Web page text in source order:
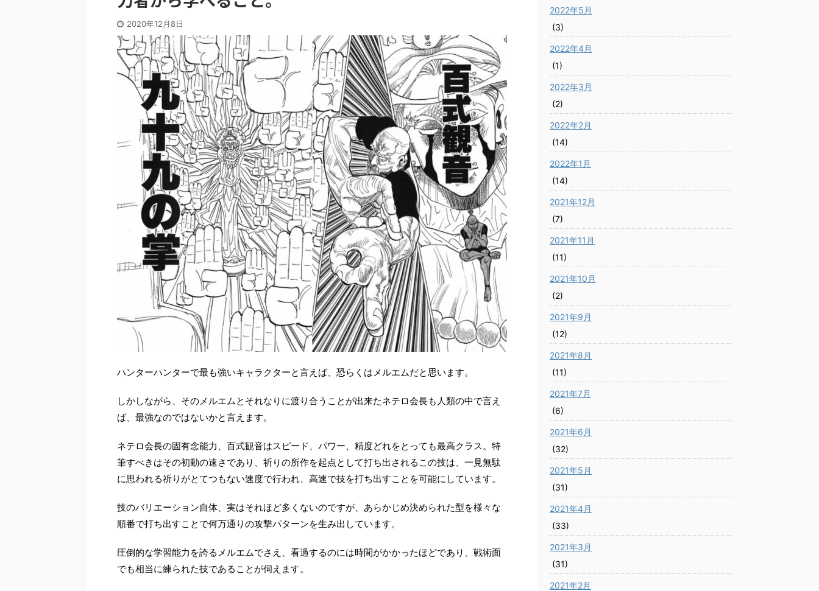
2020年12月8日
ハンターハンターで最も強いキャラクターと言えば、恐らくはメルエムだと思います。
しかしながら、そのメルエムとそれなりに渡り合うことが出来たネテロ会長も人類の中で言え
ば、最強なのではないかと言えます。
ネテロ会長の固有念能力、百式観音はスピード、パワー、精度どれをとっても最高クラス。特
筆すべきはその初動の速さであり、祈りの所作を起点として打ち出されるこの技は、一見無駄
に思われる祈りがとてつもない速度で行われ、高速で技を打ち出すことを可能にしています。
技のバリエーション自体、実はそれほど多くないのですが、あらかじめ決められた型を様々な
順番で打ち出すことで何万通りの攻撃パターンを生み出しています。
圧倒的な学習能力を誇るメルエムでさえ、看過するのには時間がかかったほどであり、戦術面
でも相当に練られた技であることが伺えます。
2022年5月
(3)
2022年4月
(1)
2022年3月
(2)
2022年2月
(14)
2022年1月
(14)
2021年12月
(7)
2021年11月
(11)
2021年10月
(2)
2021年9月
(12)
2021年8月
(11)
2021年7月
(6)
2021年6月
(32)
2021年5月
(31)
2021年4月
(33)
2021年3月
(31)
2021年2月